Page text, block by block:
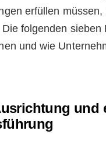
erfüllen
folgenden
und wie
und